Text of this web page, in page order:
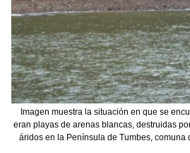
Imagen muestra la situación en que se
eran playas de arenas blancas, destruidas
áridos en la Península de Tumbes, comuna